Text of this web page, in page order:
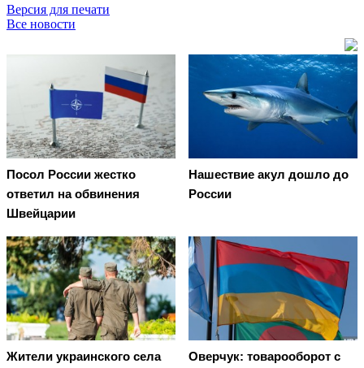
Версия для печати
Все новости
Посол России жестко
ответил на обвинения
Швейцарии
Нашествие акул дошло до
России
Жители украинского села
Оверчук: товарооборот с